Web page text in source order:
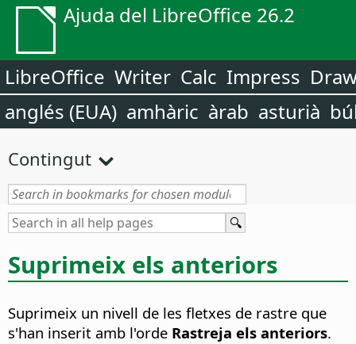
Ajuda del LibreOffice 26.2
LibreOffice Writer Calc Impress
anglés (EUA) amhàric àrab asturià
Contingut
Suprimeix els anteriors
Suprimeix un nivell de les fletxes de rastre que
s'han inserit amb l'orde Rastreja els anteriors.